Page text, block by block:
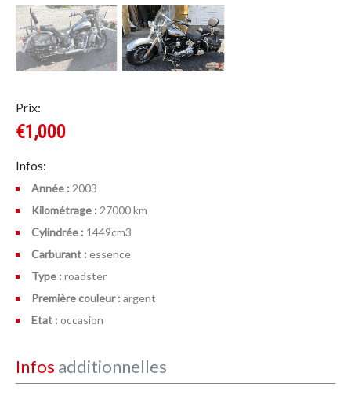
Prix:
€1,000
Infos:
Année : 2003
Kilométrage : 27000 km
Cylindrée : 1449cm3
Carburant : essence
Type : roadster
Première couleur : argent
Etat : occasion
Infos additionnelles